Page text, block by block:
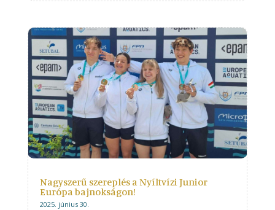
Nagyszerű szereplés a Nyíltvízi Junior
Európa bajnokságon!
2025. június 30.